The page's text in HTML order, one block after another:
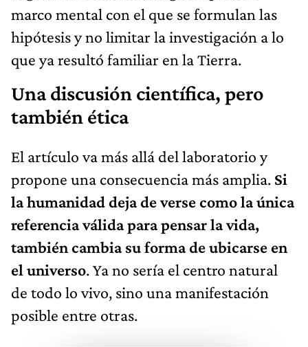
marco mental con el que se formulan las
hipótesis y no limitar la investigación a lo
que ya resultó familiar en la Tierra.
Una discusión científica, pero
también ética
El artículo va más allá del laboratorio y
propone una consecuencia más amplia. Si
la humanidad deja de verse como la única
referencia válida para pensar la vida,
también cambia su forma de ubicarse en
el universo. Ya no sería el centro natural
de todo lo vivo, sino una manifestación
posible entre otras.